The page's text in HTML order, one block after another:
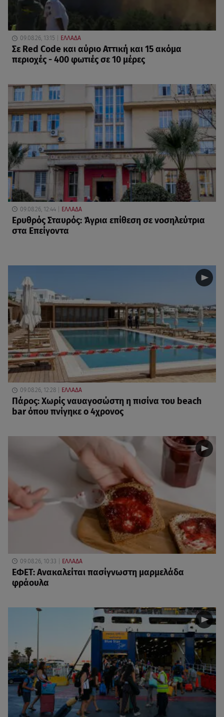
09.08.26, 13:15 ΕΛΛΑΔΑ
Σε Red Code και αύριο Αττική και 15 ακόμα
περιοχές - 400 φωτιές σε 10 μέρες
09.08.26, 12:44 ΕΛΛΑΔΑ
Ερυθρός Σταυρός: Άγρια επίθεση σε νοσηλεύτρια
στα Επείγοντα
09.08.26, 12:28 ΕΛΛΑΔΑ
Πάρος: Χωρίς ναυαγοσώστη η πισίνα του beach
bar όπου πνίγηκε ο 4χρονος
09.08.26, 10:33 ΕΛΛΑΔΑ
ΕΦΕΤ: Ανακαλείται πασίγνωστη μαρμελάδα
φράουλα